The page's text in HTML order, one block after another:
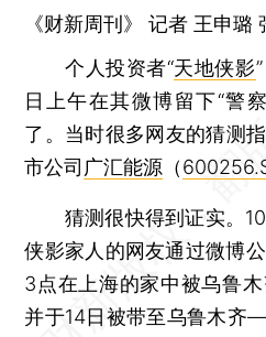
《财新周刊》 记者 王申璐
个人投资者“天地侠影
日上午在其微博留下“警
了。当时很多网友的猜测
市公司 广汇能源 （
猜测很快得到证实。10
侠影家人的网友通过微博
3点在上海的家中被乌鲁
并于14日被带至乌鲁木齐